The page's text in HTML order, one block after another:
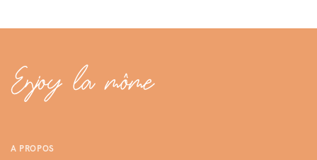
A PROPOS